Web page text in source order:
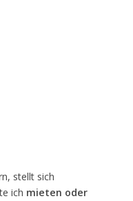
stellt sich
ich mieten oder